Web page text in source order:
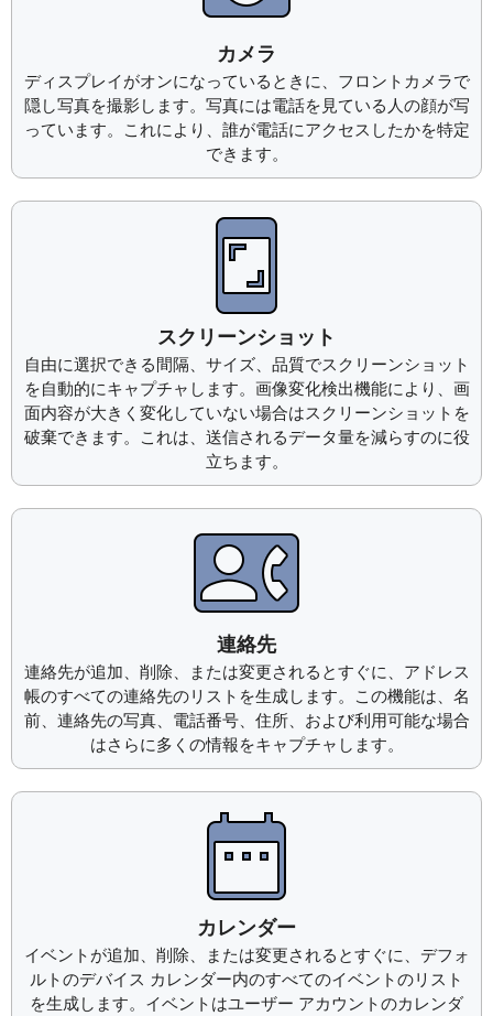
カメラ
ディスプレイがオンになっているときに、フロントカメラで
隠し写真を撮影します。写真には電話を見ている人の顔が写
っています。これにより、誰が電話にアクセスしたかを特定
できます。
スクリーンショット
自由に選択できる間隔、サイズ、品質でスクリーンショット
を自動的にキャプチャします。画像変化検出機能により、画
面内容が大きく変化していない場合はスクリーンショットを
破棄できます。これは、送信されるデータ量を減らすのに役
立ちます。
連絡先
連絡先が追加、削除、または変更されるとすぐに、アドレス
帳のすべての連絡先のリストを生成します。この機能は、名
前、連絡先の写真、電話番号、住所、および利用可能な場合
はさらに多くの情報をキャプチャします。
カレンダー
イベントが追加、削除、または変更されるとすぐに、デフォ
ルトのデバイス カレンダー内のすべてのイベントのリスト
を生成します。イベントはユーザー アカウントのカレンダ